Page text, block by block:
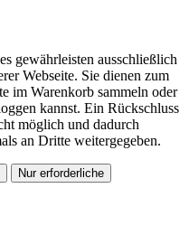
gewährleisten ausschließlich
Webseite. Sie dienen zum
im Warenkorb sammeln oder
kannst. Ein Rückschluss
möglich und dadurch
an Dritte weitergegeben.
Nur erforderliche